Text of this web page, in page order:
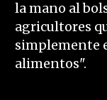
la mano al
agricultores
simplemente
alimentos".